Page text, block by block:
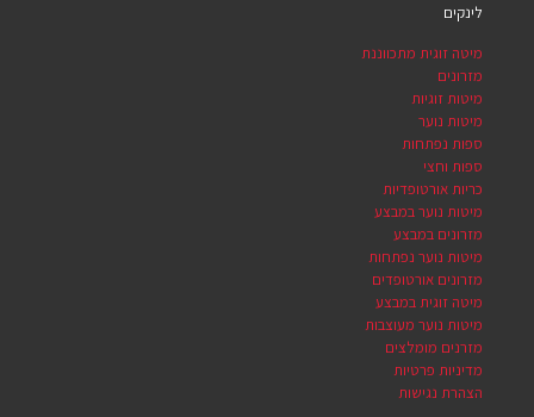
לינקים
מיטה זוגית מתכווננת
מזרונים
מיטות זוגיות
מיטות נוער
ספות נפתחות
ספות וחצי
כריות אורטופדיות
מיטות נוער במבצע
מזרונים במבצע
מיטות נוער נפתחות
מזרונים אורטופדים
מיטה זוגית במבצע
מיטות נוער מעוצבות
מזרנים מומלצים
מדיניות פרטיות
הצהרת נגישות